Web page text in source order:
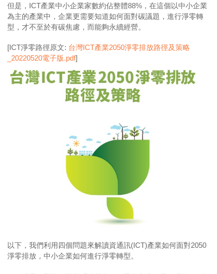
但是，ICT產業中小企業家數約佔整體88%，在這個以中小企業
為主的產業中，企業更需要知道如何面對碳議題，進行淨零轉
型，才不至於有碳焦慮，而能夠永續經營。
[ICT淨零路徑原文: 台灣ICT產業2050淨零排放路徑及策略
_20220520電子版.pdf]
以下，我們利用四個問題來解讀資通訊(ICT)產業如何面對2050
淨零排放，中小企業如何進行淨零轉型。